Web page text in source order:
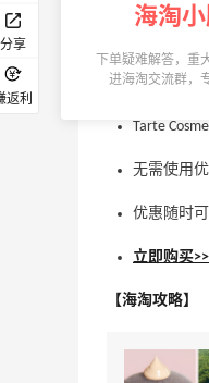
Tarte
无需使用优
优惠随时可
立即购买>>
【海淘攻略】
分享
返利
海淘
下单疑难解答，重
进海淘交流群，